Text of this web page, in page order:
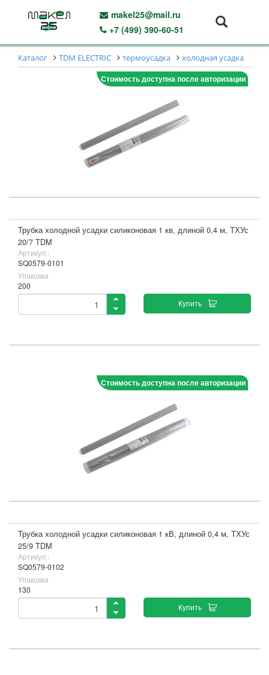
makel25@mail.ru
+7 (499) 390-60-51
Каталог TDM ELECTRIC термоусадка
холодная усадка
Стоимость доступна после авторизации
Трубка холодной усадки силиконовая 1 кв, длиной 0,4 м, ТХУс
20/7 TDM
Артикул :
SQ0579-0101
Упаковка
200
Купить
Стоимость доступна после авторизации
Трубка холодной усадки силиконовая 1 кВ, длиной 0,4 м, ТХУс
25/9 TDM
Артикул :
SQ0579-0102
Упаковка
130
Купить